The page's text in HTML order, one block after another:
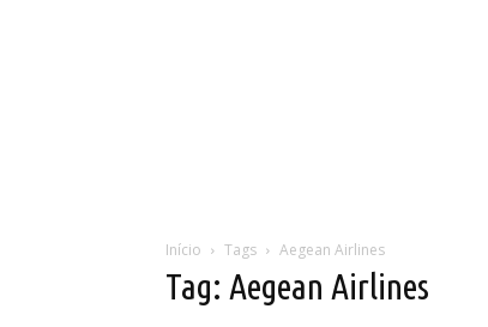
Início Tags Aegean Airlines
Tag: Aegean Airlines